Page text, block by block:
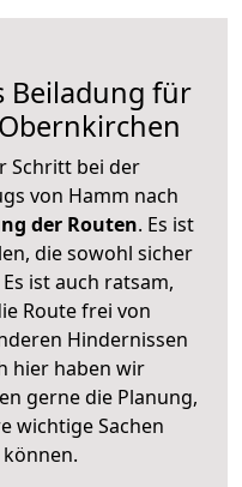
Beiladung für
Schritt bei der
von Hamm nach
der Routen. Es ist
die sowohl sicher
ist auch ratsam,
Route frei von
Hindernissen
hier haben wir
gerne die Planung,
wichtige Sachen